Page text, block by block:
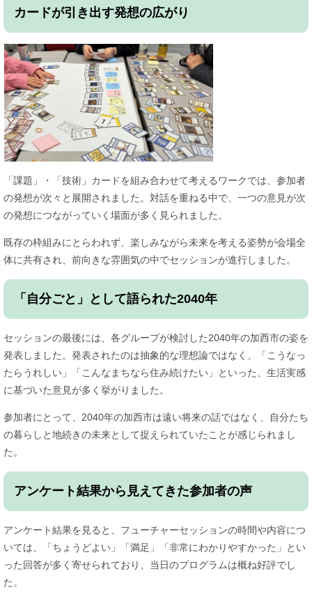
カードが引き出す発想の広がり
「課題」・「技術」カードを組み合わせて考えるワークでは、参加者
の発想が次々と展開されました。対話を重ねる中で、一つの意見が次
の発想につながっていく場面が多く見られました。
既存の枠組みにとらわれず、楽しみながら未来を考える姿勢が会場全
体に共有され、前向きな雰囲気の中でセッションが進行しました。
「自分ごと」として語られた2040年
セッションの最後には、各グループが検討した2040年の加西市の姿を
発表しました。発表されたのは抽象的な理想論ではなく、「こうなっ
たらうれしい」「こんなまちなら住み続けたい」といった、生活実感
に基づいた意見が多く挙がりました。
参加者にとって、2040年の加西市は遠い将来の話ではなく、自分たち
の暮らしと地続きの未来として捉えられていたことが感じられまし
た。
アンケート結果から見えてきた参加者の声
アンケート結果を見ると、フューチャーセッションの時間や内容につ
いては、「ちょうどよい」「満足」「非常にわかりやすかった」とい
った回答が多く寄せられており、当日のプログラムは概ね好評でし
た。